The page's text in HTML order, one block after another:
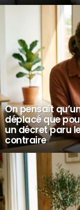
On pensait
déplacé que
un décret paru
contraire